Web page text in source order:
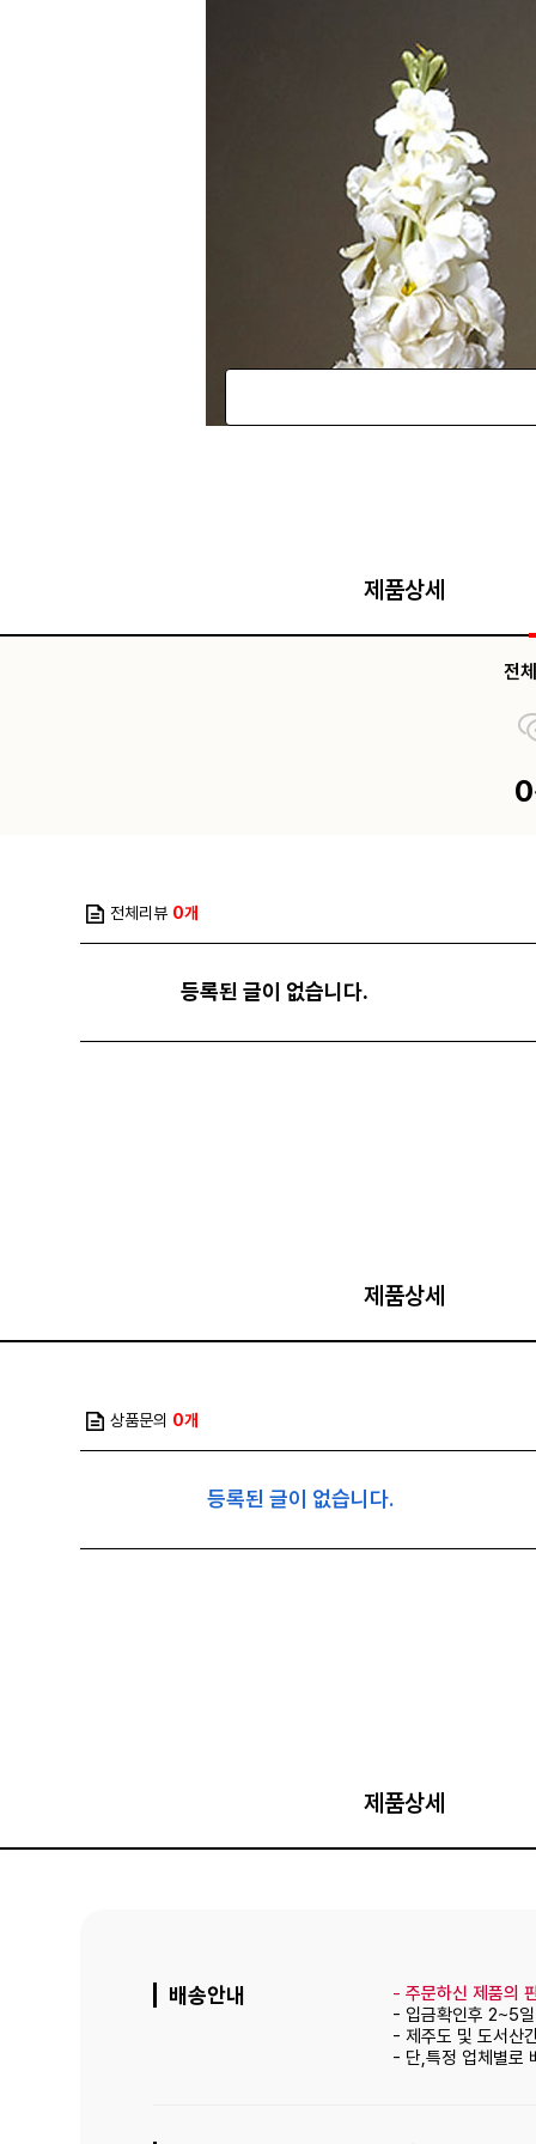
제품상세
전
전체리뷰 0개
등록된 글이 없습니다.
제품상세
상품문의 0개
등록된 글이 없습니다.
제품상세
배송안내 - 주문하신 제품의
- 입금확인후 2~5
- 제주도 및 도서산
- 단,특정 업체별로